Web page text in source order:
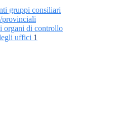
gruppi consiliari
provinciali
organi di controllo
uffici 1